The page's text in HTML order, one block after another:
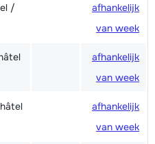
/
afhankelijk
van week
afhankelijk
van week
afhankelijk
van week